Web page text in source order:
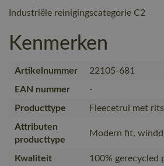
Industriële reinigingscategorie C2
Kenmerken
Artikelnummer
22105-681
EAN nummer
-
Producttype
Fleecetrui met
Attributen
producttype
Modern fit,
Kwaliteit
100% gerecycled